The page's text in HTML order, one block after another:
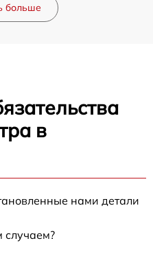
больше
в
нами детали
случаем?